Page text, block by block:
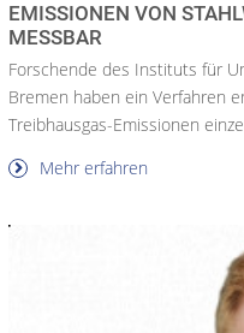
EMISSIONEN VON
MESSBAR
Forschende des Instituts für
Bremen haben ein Verfahren
Treibhausgas-Emissionen
Mehr erfahren